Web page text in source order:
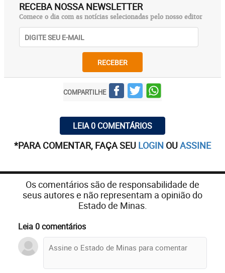
RECEBA NOSSA NEWSLETTER
Comece o dia com as notícias selecionadas pelo nosso editor
RECEBER
COMPARTILHE
LEIA 0 COMENTÁRIOS
*PARA COMENTAR, FAÇA SEU LOGIN OUASSINE
Os comentários são de responsabilidade de
seus autores e não representam a opinião do
Estado de Minas.
Leia 0 comentários